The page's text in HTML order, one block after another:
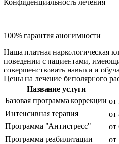
Конфиденциальность лечения
100% гарантия анонимности
Наша платная наркологическая
поведении с пациентами,
совершенствовать навыки и
Цены на лечение биполярного
Название услуги
Базовая программа коррекции от
Интенсивная терапия от
Программа "Антистресс" от
Программа реабилитации от